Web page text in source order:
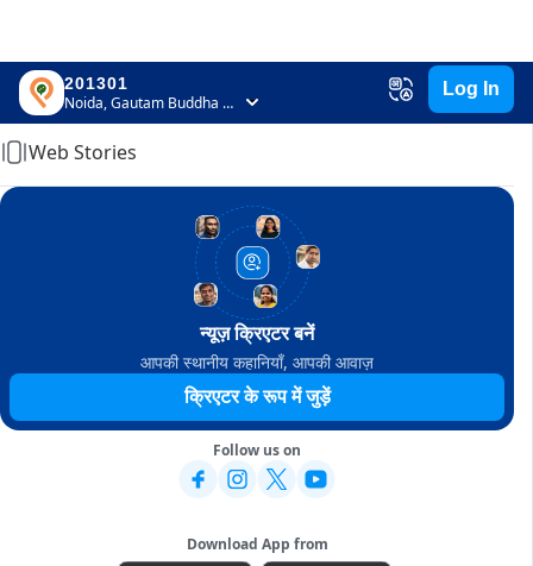
201301
Noida, Gautam Buddha Nagar, Uttar Pradesh
Log In
Home
Web Stories
न्यूज़ क्रिएटर बनें
आपकी स्थानीय कहानियाँ, आपकी आवाज़
क्रिएटर के रूप में जुड़ें
Follow us on
Download App from